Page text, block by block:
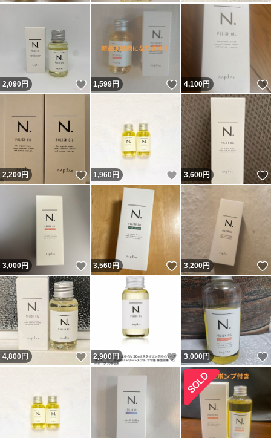
2,090円 いいね！
1,599円 いいね！
4,100円
2,200円 いいね！
1,960 円 いいね！
3,600円
3,000円 いいね！
3,560円 いいね！
3,200円
4,800円 いいね！
2,900円 いいね！
3,000円